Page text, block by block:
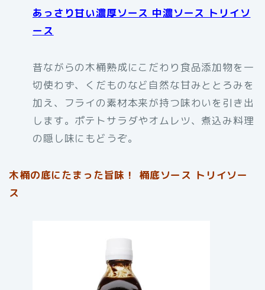
あっさり甘い濃厚ソース 中濃ソース トリイソ
ース
昔ながらの木桶熟成にこだわり食品添加物を一
切使わず、くだものなど自然な甘みととろみを
加え、フライの素材本来が持つ味わいを引き出
します。ポテトサラダやオムレツ、煮込み料理
の隠し味にもどうぞ。
木桶の底にたまった旨味！ 桶底ソース トリイソー
ス